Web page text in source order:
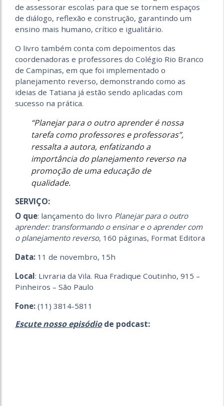
de assessorar escolas para que se tornem espaços
de diálogo, reflexão e construção, garantindo um
ensino mais humano, crítico e igualitário.
O livro também conta com depoimentos das
coordenadoras e professores do Colégio Rio Branco
de Campinas, em que foi implementado o
planejamento reverso, demonstrando como as
ideias de Tatiana já estão sendo aplicadas com
sucesso na prática.
“Planejar para o outro aprender é nossa
tarefa como professores e professoras”,
ressalta a autora, enfatizando a
importância do planejamento reverso na
promoção de uma educação de
qualidade.
SERVIÇO:
O que: lançamento do livro Planejar para o outro
aprender: transformando o ensinar e o aprender com
o planejamento reverso, 160 páginas, Format Editora
Data: 11 de novembro, 15h
Local: Livraria da Vila. Rua Fradique Coutinho, 915 –
Pinheiros – São Paulo
Fone: (11) 3814-5811
Escute nosso episódiode podcast: